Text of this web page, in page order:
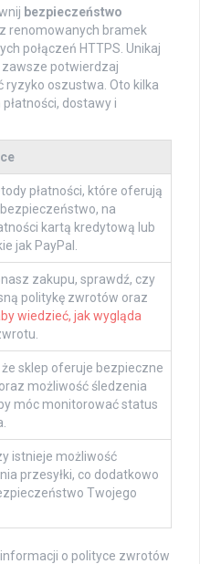
bezpieczeństwo
renomowanych bramek
połączeń HTTPS. Unikaj
potwierdzaj
oszustwa. Oto kilka
dostawy i
płatności, które oferują
na
kartą kredytową lub
jak PayPal.
zakupu, sprawdź, czy
politykę zwrotów oraz
wiedzieć, jak wygląda
że sklep oferuje bezpieczne
możliwość śledzenia
móc monitorować status
istnieje możliwość
przesyłki, co dodatkowo
Twojego
informacji o polityce zwrotów